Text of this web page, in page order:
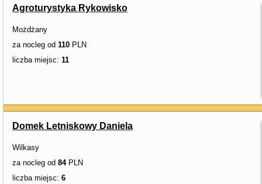
Agroturystyka Rykowisko
Możdżany
za nocleg od 110 PLN
liczba miejsc: 11
Domek Letniskowy Daniela
Wilkasy
za nocleg od 84PLN
liczba miejsc: 6